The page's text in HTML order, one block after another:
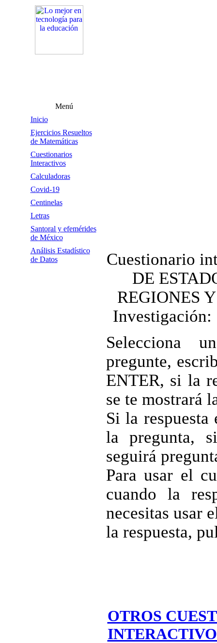
Menú
Inicio
Ejercicios Resueltos
de Matemáticas
Cuestionarios
Interactivos
Calculadoras
Covid-19
Centinelas
Letras
Santoral y efemérides
de México
Análisis Estadístico
de Datos
Cuestionario
DE
REGIONES
Investigación:
Selecciona
pregunte,
ENTER, si la
se te mostrará
Si la respuesta
la pregunta,
seguirá
Para usar el
cuando la
necesitas usar
la respuesta,
OTROS